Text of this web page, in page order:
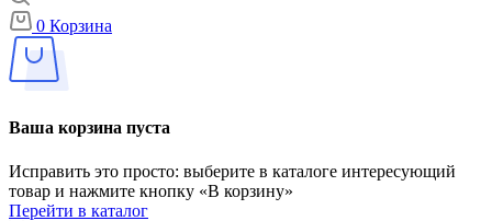
0 Корзина
Ваша корзина пуста
Исправить это просто: выберите в каталоге интересующий
товар и нажмите кнопку «В корзину»
Перейти в каталог